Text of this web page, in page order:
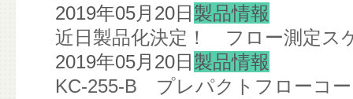
2019年05月20日 製品情報
近日製品化決定！ フロー測定ス
2019年05月20日 製品情報
KC-255-B プレパクトフローコ